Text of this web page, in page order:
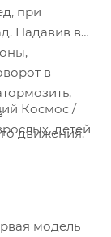
при
Надавив в
в
движения.
Космос /
детей
модель